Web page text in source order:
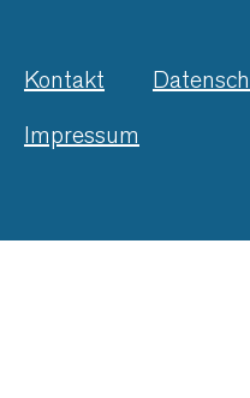
Kontakt
Impressum